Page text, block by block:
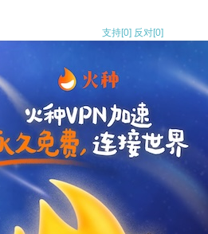
支持[0] 反对[0]
支持[0] 反对
支持